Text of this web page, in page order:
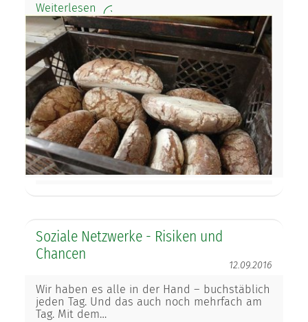
Weiterlesen
Soziale Netzwerke - Risiken und
Chancen
12.09.2016
Wir haben es alle in der Hand – buchstäblich
jeden Tag. Und das auch noch mehrfach am
Tag. Mit dem…